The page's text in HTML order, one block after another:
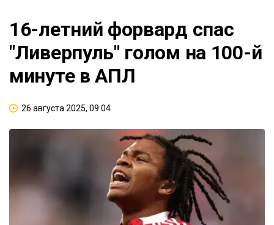
16-летний форвард спас
"Ливерпуль" голом на 100-й
минуте в АПЛ
26 августа 2025, 09:04